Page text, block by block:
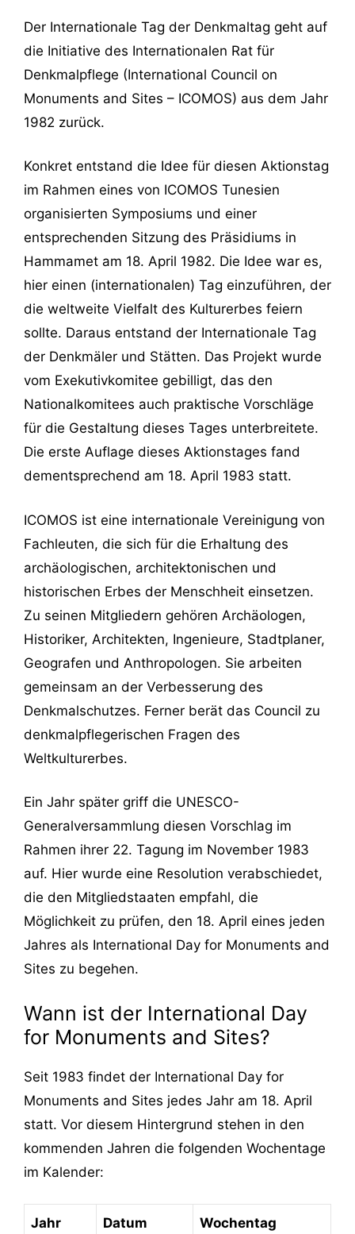
Der Internationale Tag der Denkmaltag geht auf
die Initiative des Internationalen Rat für
Denkmalpflege (International Council on
Monuments and Sites – ICOMOS) aus dem Jahr
1982 zurück.
Konkret entstand die Idee für diesen Aktionstag
im Rahmen eines von ICOMOS Tunesien
organisierten Symposiums und einer
entsprechenden Sitzung des Präsidiums in
Hammamet am 18. April 1982. Die Idee war es,
hier einen (internationalen) Tag einzuführen, der
die weltweite Vielfalt des Kulturerbes feiern
sollte. Daraus entstand der Internationale Tag
der Denkmäler und Stätten. Das Projekt wurde
vom Exekutivkomitee gebilligt, das den
Nationalkomitees auch praktische Vorschläge
für die Gestaltung dieses Tages unterbreitete.
Die erste Auflage dieses Aktionstages fand
dementsprechend am 18. April 1983 statt.
ICOMOS ist eine internationale Vereinigung von
Fachleuten, die sich für die Erhaltung des
archäologischen, architektonischen und
historischen Erbes der Menschheit einsetzen.
Zu seinen Mitgliedern gehören Archäologen,
Historiker, Architekten, Ingenieure, Stadtplaner,
Geografen und Anthropologen. Sie arbeiten
gemeinsam an der Verbesserung des
Denkmalschutzes. Ferner berät das Council zu
denkmalpflegerischen Fragen des
Weltkulturerbes.
Ein Jahr später griff die UNESCO-
Generalversammlung diesen Vorschlag im
Rahmen ihrer 22. Tagung im November 1983
auf. Hier wurde eine Resolution verabschiedet,
die den Mitgliedstaaten empfahl, die
Möglichkeit zu prüfen, den 18. April eines jeden
Jahres als International Day for Monuments and
Sites zu begehen.
Wann ist der International Day
for Monuments and Sites?
Seit 1983 findet der International Day for
Monuments and Sites jedes Jahr am 18. April
statt. Vor diesem Hintergrund stehen in den
kommenden Jahren die folgenden Wochentage
im Kalender:
Jahr Datum Wochentag